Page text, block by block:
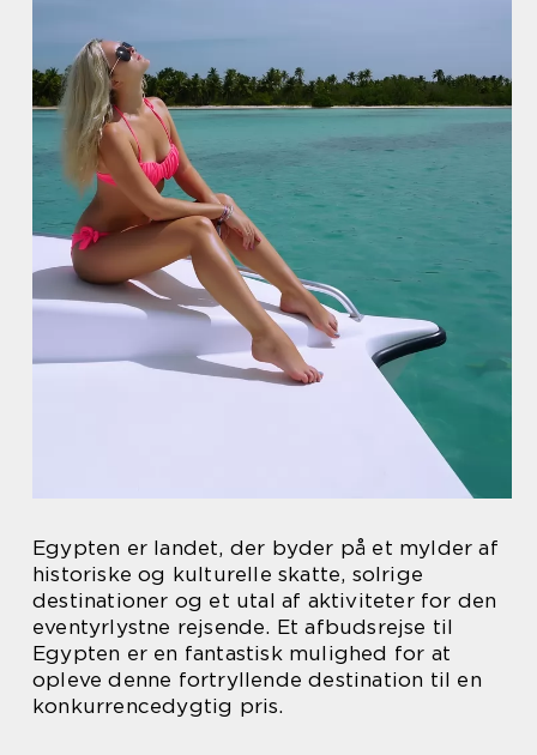
Egypten er landet, der byder på et mylder af
historiske og kulturelle skatte, solrige
destinationer og et utal af aktiviteter for den
eventyrlystne rejsende. Et afbudsrejse til
Egypten er en fantastisk mulighed for at
opleve denne fortryllende destination til en
konkurrencedygtig pris.